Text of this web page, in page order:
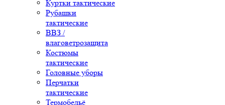
Куртки тактические
Рубашки
тактические
ВВЗ /
влаговетрозащита
Костюмы
тактические
Головные уборы
Перчатки
тактические
Термобельё